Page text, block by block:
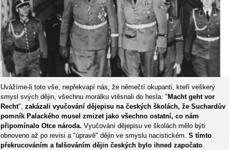
Uvážíme-li toto vše, nepřekvapí nás, že němečtí okupanti, kteří veškerý
smysl svých dějin, všechnu morálku vtěsnali do hesla: " Macht geht vor
Recht", zakázali vyučování dějepisu na českých školách, že Suchardův
pomník Palackého musel zmizet jako všechno ostatní, co nám
připomínalo Otce národa. Vyučování dějepisu ve školách mělo býti
obnoveno až po revisi a "úpravě" dějin ve smyslu nacistickém. S tímto
překrucováním a falšováním dějin českých bylo ihned započato.